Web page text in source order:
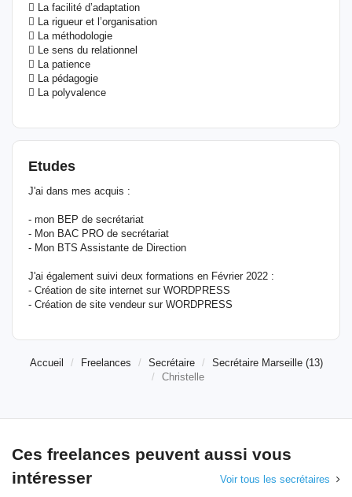
 La facilité d’adaptation
 La rigueur et l’organisation
 La méthodologie
 Le sens du relationnel
 La patience
 La pédagogie
 La polyvalence
Etudes
J'ai dans mes acquis :
- mon BEP de secrétariat
- Mon BAC PRO de secrétariat
- Mon BTS Assistante de Direction
J'ai également suivi deux formations en Février 2022 :
- Création de site internet sur WORDPRESS
- Création de site vendeur sur WORDPRESS
Accueil Freelances Secrétaire
Secrétaire Marseille (13)
Christelle
Ces freelances peuvent aussi vous
intéresser
Voir tous les secrétaires